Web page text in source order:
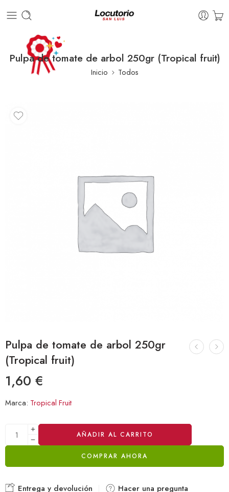
Pulpa de tomate de arbol 250gr (Tropical fruit)
Inicio Todos
Pulpa de tomate de arbol 250gr
(Tropical fruit)
1,60 €
Marca: Tropical Fruit
AÑADIR AL CARRITO
COMPRAR AHORA
Alternative:
Entrega y devolución Hacer una pregunta